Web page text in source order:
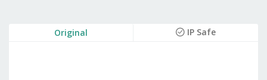
Original IP Safe